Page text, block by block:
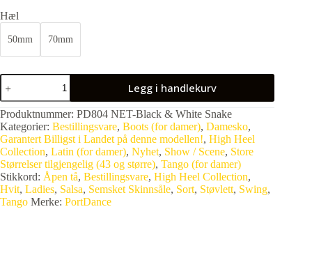
Hæl
50mm 70mm
Legg i handlekurv
Produktnummer: PD804 NET-Black & White Snake
Kategorier: Bestillingsvare, Boots (for damer), Damesko,
Garantert Billigst i Landet på denne modellen!, High Heel
Collection, Latin (for damer), Nyhet, Show / Scene, Store
Størrelser tilgjengelig (43 og større), Tango (for damer)
Stikkord: Åpen tå, Bestillingsvare, High Heel Collection,
Hvit, Ladies, Salsa, Semsket Skinnsåle, Sort, Støvlett, Swing,
Tango Merke: PortDance